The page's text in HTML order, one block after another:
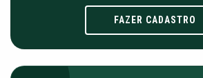
FAZER CADASTRO